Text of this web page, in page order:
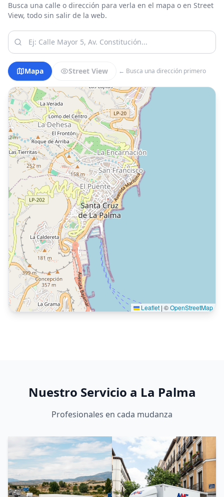
Busca una calle o dirección para verla en el mapa o en Street
View, todo sin salir de la web.
Mapa Street View ← Busca una dirección primero
Leaflet | ©OpenStreetMap
Nuestro Servicio a La Palma
Profesionales en cada mudanza